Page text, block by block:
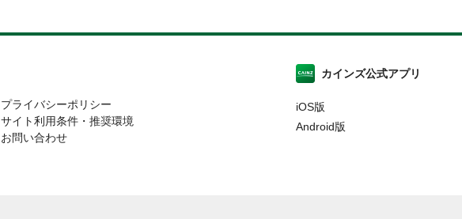
プライバシーポリシー
サイト利用条件・推奨環境
お問い合わせ
カインズ公式アプリ
iOS版
Android版